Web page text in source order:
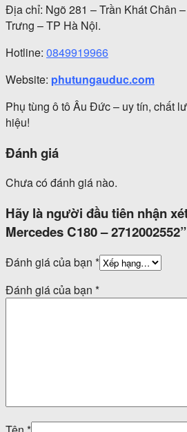
Địa chỉ: Ngõ 281 – Trần Khát Chân
Trưng – TP Hà Nội.
Hotline: 0849919966
Website: phutungauduc.com
Phụ tùng ô tô Âu Đức – uy tín, chất
hiệu!
Đánh giá
Chưa có đánh giá nào.
Hãy là người đầu tiên nhận
Mercedes C180 – 2712002552”
Đánh giá của bạn *
Đánh giá của bạn *